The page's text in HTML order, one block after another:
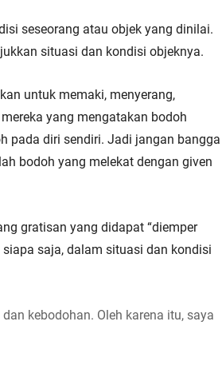
seseorang atau objek yang dinilai.
situasi dan kondisi objeknya.
untuk memaki, menyerang,
yang mengatakan bodoh
pada diri sendiri. Jadi jangan bangga
bodoh yang melekat dengan given
gratisan yang didapat “diemper
saja, dalam situasi dan kondisi
kebodohan. Oleh karena itu, saya